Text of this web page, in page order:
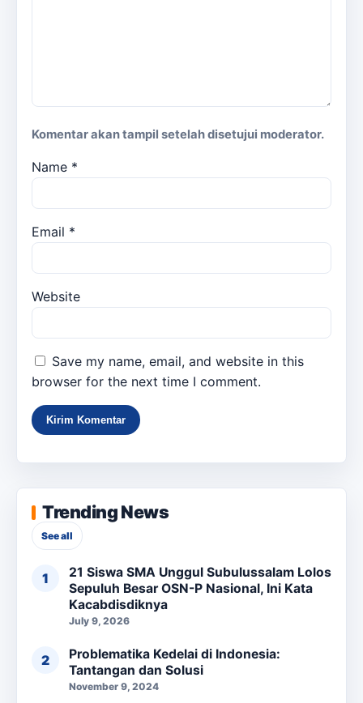
Komentar akan tampil setelah disetujui moderator.
Name *
Email *
Website
Save my name, email, and website in this
browser for the next time I comment.
Trending News
See all
21 Siswa SMA Unggul Subulussalam Lolos
Sepuluh Besar OSN-P Nasional, Ini Kata
Kacabdisdiknya
July 9, 2026
Problematika Kedelai di Indonesia:
Tantangan dan Solusi
November 9, 2024